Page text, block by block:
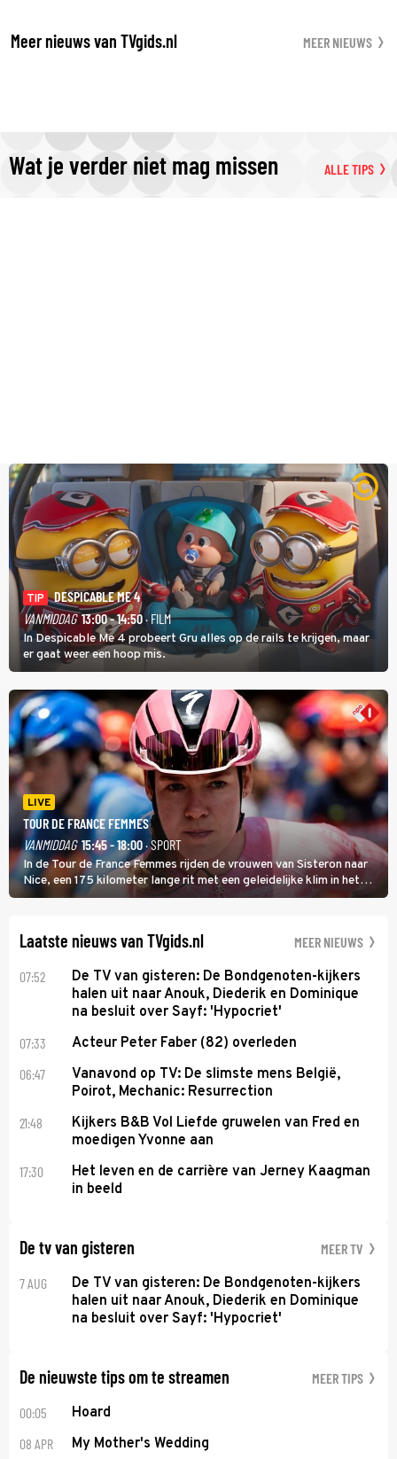
Meer nieuws van TVgids.nl MEER NIEUWS
Wat je verder niet mag missen ALLE TIPS
TIP
DESPICABLE ME 4
VANMIDDAG 13:00 - 14:50· FILM
In Despicable Me 4 probeert Gru alles op de rails te krijgen, maar
er gaat weer een hoop mis.
LIVE
TOUR DE FRANCE FEMMES
VANMIDDAG 15:45 - 18:00· SPORT
In de Tour de France Femmes rijden de vrouwen van Sisteron naar
Nice, een 175 kilometer lange rit met een geleidelijke klim in het
midden. Dat is mogelijk niet de zwaarste hindernis, dat is de
Laatste nieuws van TVgids.nl MEER NIEUWS
07:52
De TV van gisteren: De Bondgenoten-kijkers
halen uit naar Anouk, Diederik en Dominique
na besluit over Sayf: 'Hypocriet'
07:33 Acteur Peter Faber (82) overleden
06:47
Vanavond op TV: De slimste mens België,
Poirot, Mechanic: Resurrection
21:48
Kijkers B&B Vol Liefde gruwelen van Fred en
moedigen Yvonne aan
17:30
Het leven en de carrière van Jerney Kaagman
in beeld
De tv van gisteren MEER TV
7 AUG
De TV van gisteren: De Bondgenoten-kijkers
halen uit naar Anouk, Diederik en Dominique
na besluit over Sayf: 'Hypocriet'
De nieuwste tips om te streamen MEER TIPS
00:05 Hoard
08 APR My Mother's Wedding